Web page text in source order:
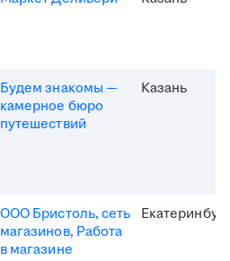
Будем знакомы —
камерное бюро
путешествий
Казань
ООО Бристоль, сеть
магазинов, Работа
в магазине